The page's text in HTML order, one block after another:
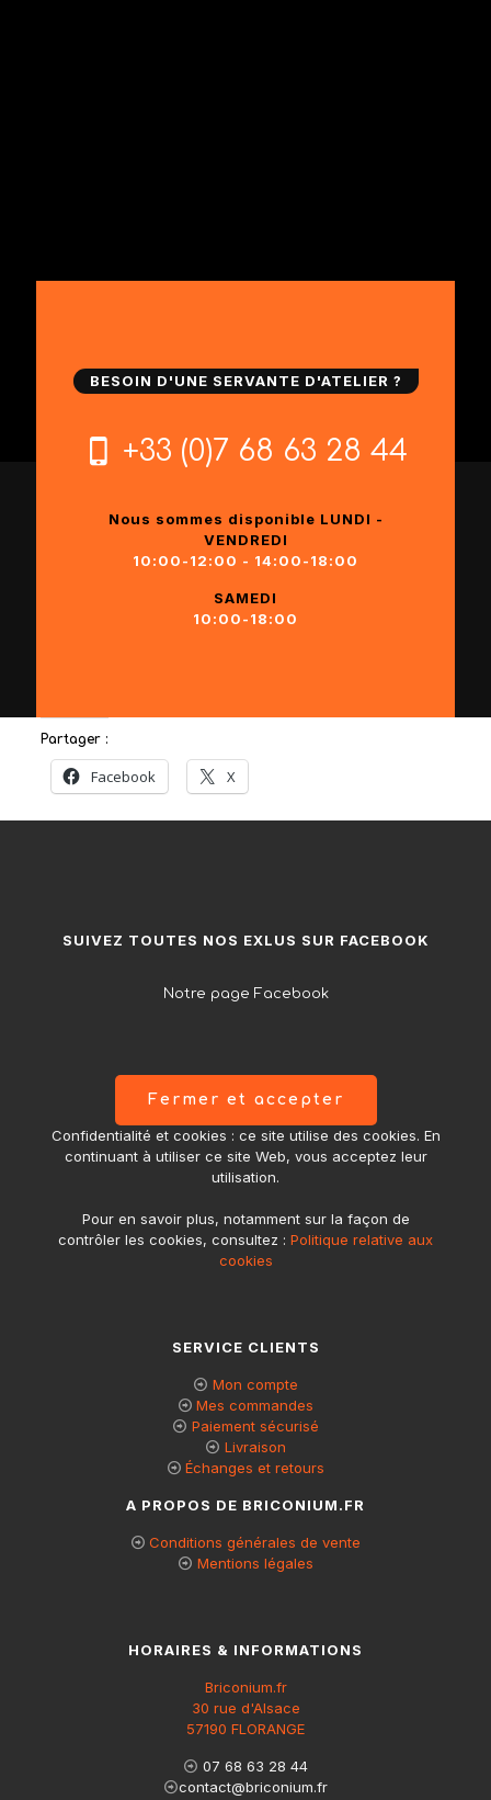
BESOIN D'UNE SERVANTE D'ATELIER ?
+33 (0)7 68 63 28 44
Nous sommes disponible LUNDI -
VENDREDI
10:00-12:00 - 14:00-18:00
SAMEDI
10:00-18:00
Partager :
Facebook X
SUIVEZ TOUTES NOS EXLUS SUR FACEBOOK
Notre page Facebook
Confidentialité et cookies : ce site utilise des cookies. En
continuant à utiliser ce site Web, vous acceptez leur
utilisation.
Pour en savoir plus, notamment sur la façon de
contrôler les cookies, consultez : Politique relative aux
cookies
SERVICE CLIENTS
Mon compte
Mes commandes
Paiement sécurisé
Livraison
Échanges et retours
A PROPOS DE BRICONIUM.FR
Conditions générales de vente
Mentions légales
HORAIRES & INFORMATIONS
Briconium.fr
30 rue d'Alsace
57190 FLORANGE
07 68 63 28 44
contact@briconium.fr